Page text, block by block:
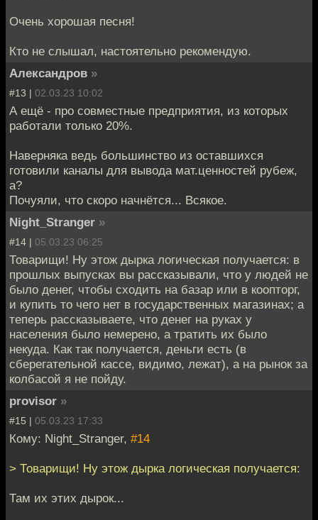
Очень хорошая песня!
Кто не слышал, настоятельно рекомендую.
Александров »
#13 | 02.03.23 10:02
А ещё - про совместные предприятия, из которых
работали только 20%.
Наверняка ведь большинство из оставшихся
готовили каналы для вывода мат.ценностей рубеж,
а?
Почуяли, что скоро начнётся... Всякое.
Night_Stranger »
#14 | 05.03.23 06:25
Товарищи! Ну этож дырка логическая получается: в
прошлых выпусках вы рассказывали, что у людей не
было денег, чтобы сходить на базар или в коопторг,
и купить то чего нет в государственных магазинах; а
теперь рассказываете, что денег на руках у
населения было немерено, а тратить их было
некуда. Как так получается, деньги есть (в
сберегательной кассе, видимо, лежат), а на рынок за
колбасой я не пойду.
provisor »
#15 | 05.03.23 17:33
Кому: Night_Stranger, #14
> Товарищи! Ну этож дырка логическая получается:
Там их этих дырок...